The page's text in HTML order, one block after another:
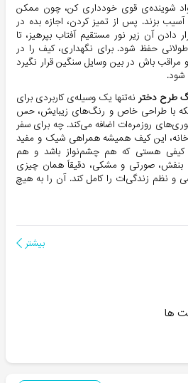
شوینده‌ی قوی خودداری کن، چون ممکن
بزند. پس از تمیز کردن، اجازه بده در
آن زیر نور مستقیم آفتاب بپرهیز، تا
حفظ شود. برای نگهداری، کیف را در
باش در بین وسایل سنگین قرار نگیرد
طرح دختر نه‌تنها یک وسیله‌ی کاربردی برای
با طراحی خاص و رنگ‌های زیبایش، حس
روزمره‌ات اضافه می‌کند. چه برای سفر
خانه، این کیف همیشه همراهی شیک و مفید
کیفی هستی که هم چشم‌نواز باشد و هم
بنفش، صورتی و مشکی، دقیقاً همان چیزی
و نظم زندگی‌ات را کامل کند. آن را به هیچ
بیشتر
ها